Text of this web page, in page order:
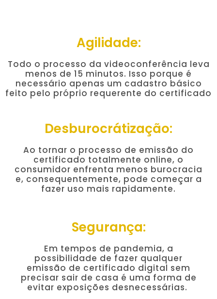
Agilidade:
Todo o processo da videoconferência leva
menos de 15 minutos. Isso porque é
necessário apenas um cadastro básico
feito pelo próprio requerente do certificado
Desburocrátização:
Ao tornar o processo de emissão do
certificado totalmente online, o
consumidor enfrenta menos burocracia
e, consequentemente, pode começar a
fazer uso mais rapidamente.
Segurança:
Em tempos de pandemia, a
possibilidade de fazer qualquer
emissão de certificado digital sem
precisar sair de casa é uma forma de
evitar exposições desnecessárias.